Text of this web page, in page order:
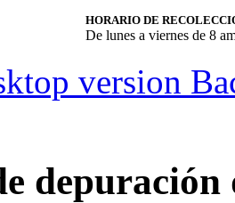
HORARIO DE
De lunes a viernes de 8
version
depuración